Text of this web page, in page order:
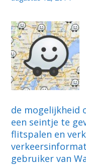
de mogelijkheid
een seintje te
flitspalen en
gebruiker van